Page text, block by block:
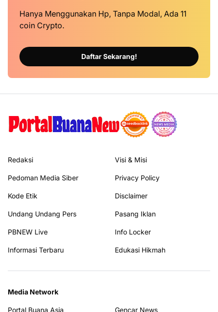
Hanya Menggunakan Hp, Tanpa Modal, Ada 11
coin Crypto.
Daftar Sekarang!
Redaksi Visi & Misi
Pedoman Media Siber Privacy Policy
Kode Etik Disclaimer
Undang Undang Pers Pasang Iklan
PBNEW Live Info Locker
Informasi Terbaru Edukasi Hikmah
Media Network
Portal Buana Asia Gencar News